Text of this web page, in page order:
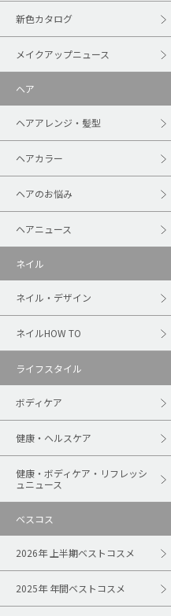
新色カタログ
メイクアップニュース
ヘア
ヘアアレンジ・髪型
ヘアカラー
ヘアのお悩み
ヘアニュース
ネイル
ネイル・デザイン
ネイルHOW TO
ライフスタイル
ボディケア
健康・ヘルスケア
健康・ボディケア・リフレッシ
ュニュース
ベスコス
2026年 上半期ベストコスメ
2025年 年間ベストコスメ